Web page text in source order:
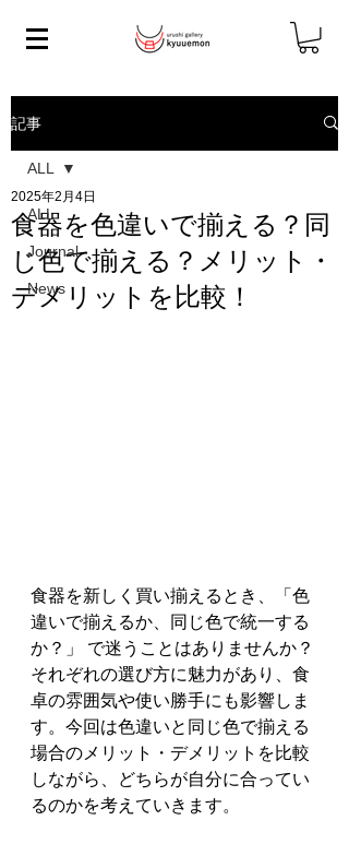
記事
ALL
Journal
News
ALL
食器を色違いで揃える？同
じ色で揃える？メリット・
デメリットを比較！
2025年2月4日
食器を新しく買い揃えるとき、「色
違いで揃えるか、同じ色で統一する
か？」 で迷うことはありませんか？
それぞれの選び方に魅力があり、食
卓の雰囲気や使い勝手にも影響しま
す。今回は色違いと同じ色で揃える
場合のメリット・デメリットを比較
しながら、どちらが自分に合ってい
るのかを考えていきます。